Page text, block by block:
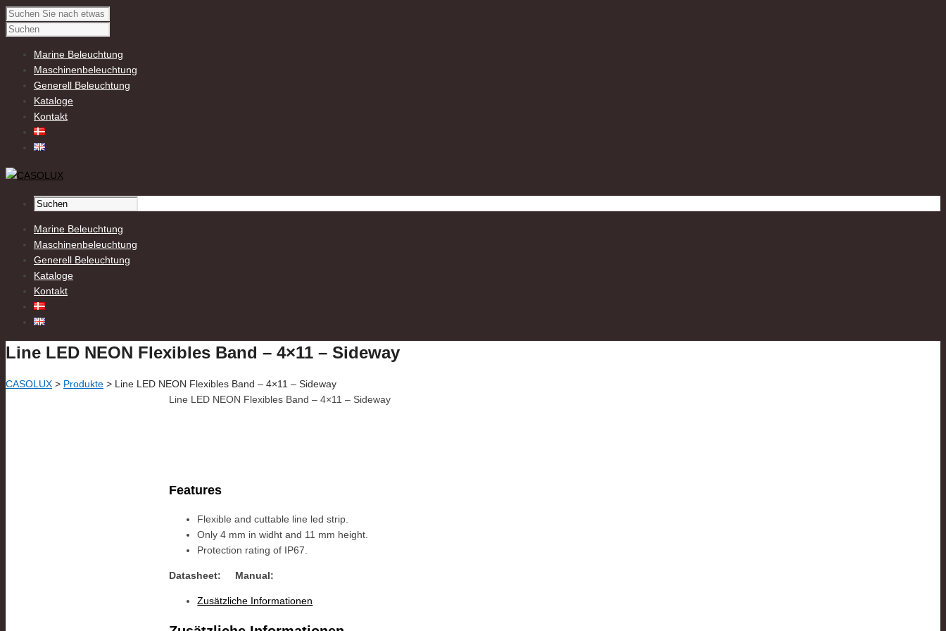
Marine Beleuchtung
Maschinenbeleuchtung
Generell Beleuchtung
Kataloge
Kontakt
Marine Beleuchtung
Maschinenbeleuchtung
Generell Beleuchtung
Kataloge
Kontakt
Line LED NEON Flexibles Band – 4×11 – Sideway
CASOLUX > Produkte > Line LED NEON Flexibles Band – 4×11 – Sideway
Line LED NEON Flexibles Band – 4×11 – Sideway
Features
Flexible and cuttable line led strip.
Only 4 mm in widht and 11 mm height.
Protection rating of IP67.
Datasheet: Manual:
Zusätzliche Informationen